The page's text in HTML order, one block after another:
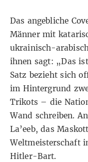
Das angebliche
Männer mit
ukrainisch-
ihnen sagt: „Das
Satz bezieht sich
im Hintergrund
Trikots – die
Wand schreiben.
La’eeb, das
Weltmeisterschaft
Hitler-Bart.